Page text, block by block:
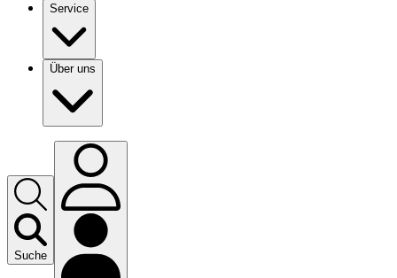
Service
Über uns
Suche